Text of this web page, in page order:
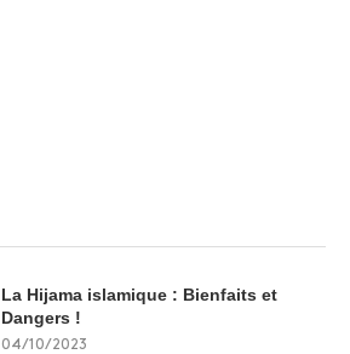
La Hijama islamique : Bienfaits et
Dangers !
04/10/2023